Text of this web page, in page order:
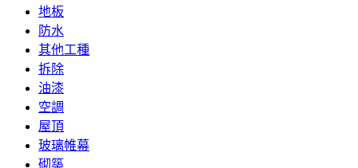
地板
防水
其他工種
拆除
油漆
空調
屋頂
玻璃帷幕
砌築